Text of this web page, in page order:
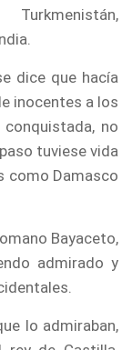
dice que hacía
inocentes a los
no
tuviese vida
como Damasco
Bayaceto,
admirado y
lo admiraban,